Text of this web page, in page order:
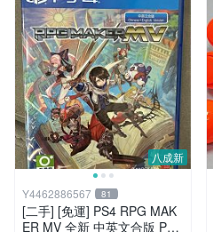
八成新
Y4462886567 81
[二手] [免運] PS4 RPG MAK
ER MV 全新 中英文合版 PS4